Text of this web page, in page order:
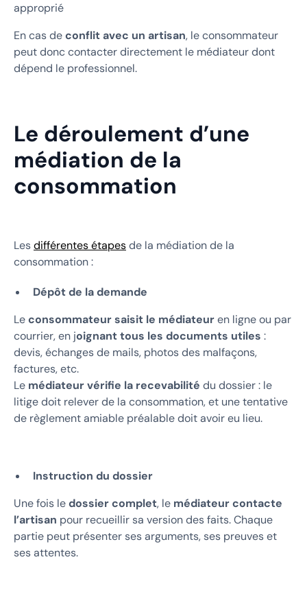
approprié
En cas deconflit avec un artisan, le consommateur
peut donc contacter directement le médiateur dont
dépend le professionnel.
Le déroulement d’une
médiation de la
consommation
Lesdifférentes étapesde la médiation de la
consommation :
Dépôt de la demande
Leconsommateur saisit le médiateuren ligne ou par
courrier, en joignant tous les documents utiles :
devis, échanges de mails, photos des malfaçons,
factures, etc.
Le médiateur vérifie la recevabilité du dossier : le
litige doit relever de la consommation, et une tentative
de règlement amiable préalable doit avoir eu lieu.
Instruction du dossier
Une fois ledossier complet, le médiateur contacte
l’artisan pour recueillir sa version des faits. Chaque
partie peut présenter ses arguments, ses preuves et
ses attentes.